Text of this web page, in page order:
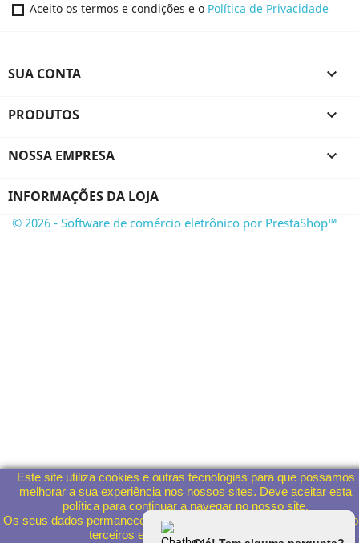
Aceito os termos e condições e o Política de Privacidade
SUA CONTA 
PRODUTOS 
NOSSA EMPRESA 
Este site utiliza cookies e outras tecnologias para que possamos
melhorar a sua experiência nos nossos sites. Deve aceitar esta
política para continuar a navegar no nosso site.
Os seus dados permanecerão anónimos e não serão partilhados
terceiros em nenhuma circunstância.
INFORMAÇÕES DA LOJA
© 2026 - Software de comércio eletrônico por PrestaShop™